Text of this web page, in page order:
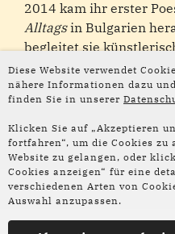
Diese Website verwendet
nähere Informationen dazu
finden Sie in unserer
Klicken Sie auf „Akzeptieren
fortfahren“, um die Cookies
Website zu gelangen, oder
Cookies anzeigen“ für eine
verschiedenen Arten von
Auswahl anzupassen.
2014 kam ihr erster
Alltagsin Bulgarien
begleitet sie
für Kinder und
KonzeptSpiele mit
auf Deutsch und
ZUM
Mirjam Dirks